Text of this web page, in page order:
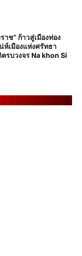
ช” ก้าวสู่เมืองท่อง
ห์เมืองแห่งศรัทธา
บวงจร Na khon Si
. . . . . . . . . .